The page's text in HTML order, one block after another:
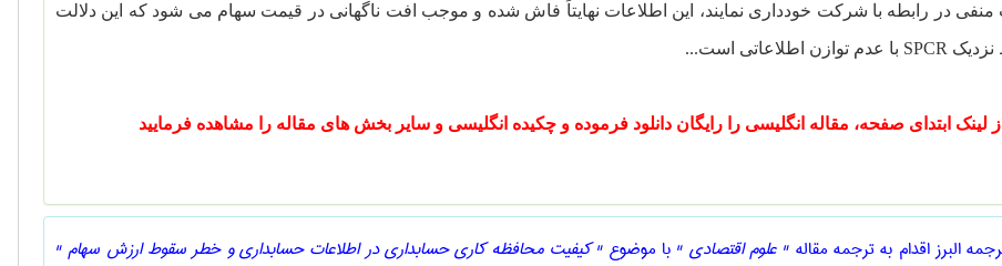
منفی در رابطه با شرکت خودداری نمایند، این اطلاعات نهایتاً فاش شده و موجب افت ناگهانی در قیمت سهام می شود که این دلالت
نزدیک SPCR با عدم توازن اطلاعاتی است...
از لینک ابتدای صفحه، مقاله انگلیسی را رایگان دانلود فرموده و چکیده انگلیسی و سایر بخش های مقاله را مشاهده فرمایید
البرز اقدام به ترجمه مقاله " علوم اقتصادی " با موضوع " کیفیت محافظه کاری حسابداری در اطلاعات حسابداری و خطر سقوط ارزش سهام "